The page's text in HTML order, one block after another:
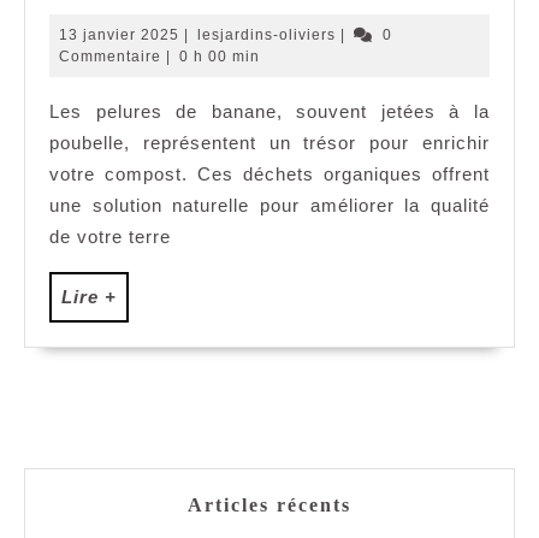
enrichir
votre
:
Le
pouvoir
insoupçonné
13 janvier 2025 13
janvier
| lesjardins-oliviers lesjardins-
|
0
Commentaire | 0 h 00 min
Les pelures de banane, souvent jetées à la
poubelle, représentent un trésor pour enrichir
votre compost. Ces déchets organiques offrent
une solution naturelle pour améliorer la qualité
de votre terre
Lire +
+
Articles récents